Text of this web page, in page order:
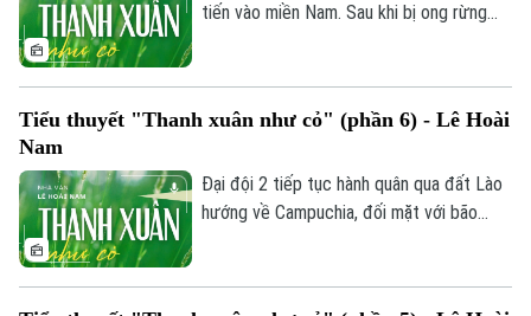
tiến vào miền Nam. Sau khi bị ong rừng
gặp sự cố hỏng kim phun xe kéo pháo,
sâu.
Tiểu thuyết "Thanh xuân như cỏ" (phần 6) - Lê Hoài
Nam
Đại đội 2 tiếp tục hành quân qua đất Lào
hướng về Campuchia, đối mặt với bão